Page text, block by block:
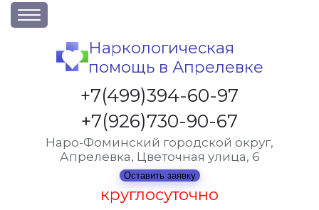
О клинике
Акции
Вакансии
Лицензии
Статьи
Контакты
Наркологическая
помощь в Апрелевке
+7(499)394-60-97
+7(926)730-90-67
Наро-Фоминский городской округ,
Апрелевка, Цветочная улица, 6
Оставить заявку
круглосуточно